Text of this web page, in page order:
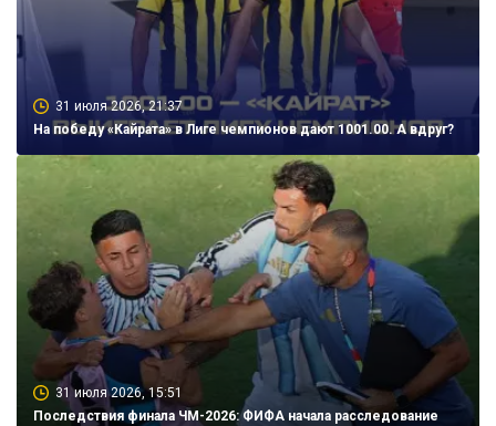
31 июля 2026, 21:37
На победу «Кайрата» в Лиге чемпионов дают 1001.00. А вдруг?
31 июля 2026, 15:51
Последствия финала ЧМ-2026: ФИФА начала расследование